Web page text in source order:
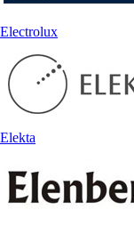
Electrolux
Elekta